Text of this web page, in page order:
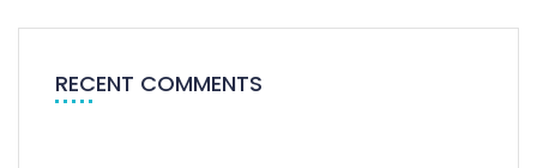
RECENT COMMENTS